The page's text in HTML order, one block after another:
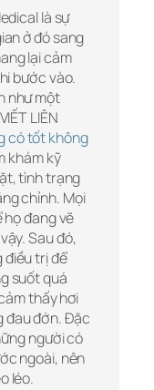
là sự
ở đó sang
lại cảm
bước vào.
như một
LIÊN
có tốt không
khám kỹ
tình trạng
chỉnh. Mọi
đang vẽ
Sau đó,
điều trị để
suốt quá
thấy hơi
đau đớn. Đặc
người có
ngoài, nên
léo.